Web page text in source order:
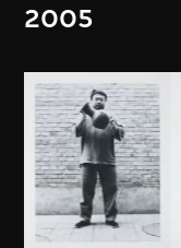
2005